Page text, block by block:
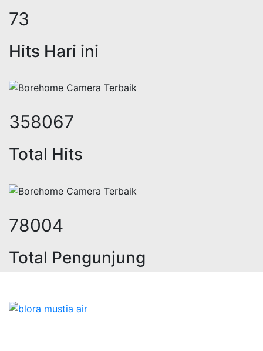
89
Hits Hari ini
437638
Total Hits
95338
Total Pengunjung